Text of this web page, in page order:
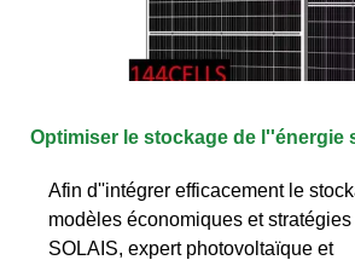
Optimiser le stockage de l''énergie
Afin d''intégrer efficacement le
modèles économiques et
SOLAIS, expert photovoltaïque et